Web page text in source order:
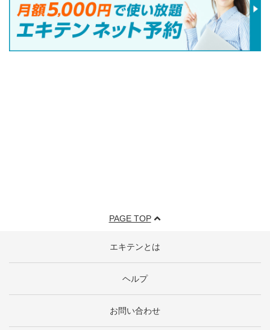
PAGE TOP
エキテンとは
ヘルプ
お問い合わせ